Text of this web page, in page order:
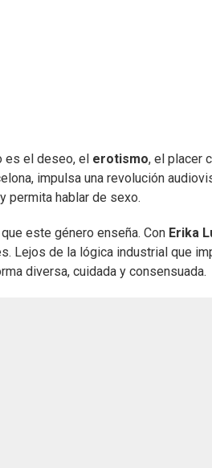
es el deseo, el erotismo, el placer
impulsa una revolución
permita hablar de sexo.
este género enseña. Con Erika
Lejos de la lógica industrial que
diversa, cuidada y consensuada.